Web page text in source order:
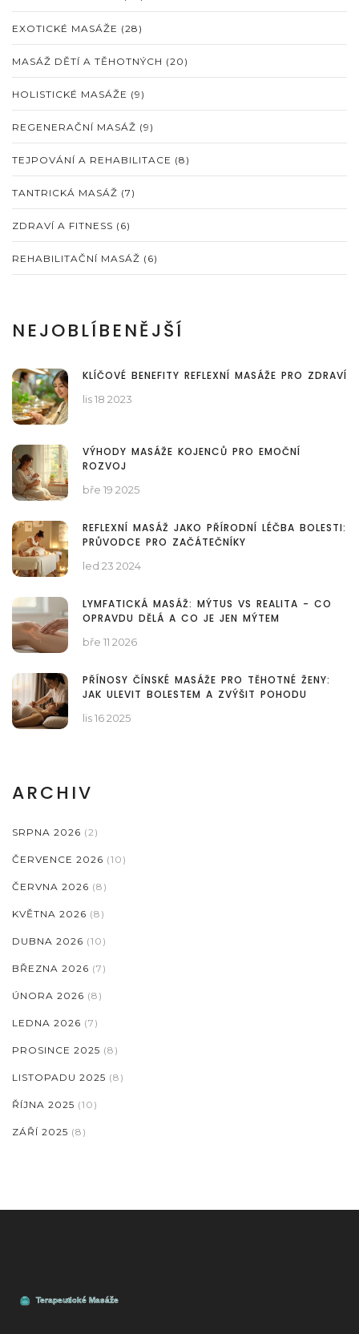
EXOTICKÉ MASÁŽE (28)
MASÁŽ DĚTÍ A TĚHOTNÝCH (20)
HOLISTICKÉ MASÁŽE (9)
REGENERAČNÍ MASÁŽ (9)
TEJPOVÁNÍ A REHABILITACE (8)
TANTRICKÁ MASÁŽ (7)
ZDRAVÍ A FITNESS (6)
REHABILITAČNÍ MASÁŽ (6)
NEJOBLÍBENĚJŠÍ
KLÍČOVÉ BENEFITY REFLEXNÍ MASÁŽE PRO ZDRAVÍ
lis 18 2023
VÝHODY MASÁŽE KOJENCŮ PRO EMOČNÍ
ROZVOJ
bře 19 2025
REFLEXNÍ MASÁŽ JAKO PŘÍRODNÍ LÉČBA BOLESTI:
PRŮVODCE PRO ZAČÁTEČNÍKY
led 23 2024
LYMFATICKÁ MASÁŽ: MÝTUS VS REALITA - CO
OPRAVDU DĚLÁ A CO JE JEN MÝTEM
bře 11 2026
PŘÍNOSY ČÍNSKÉ MASÁŽE PRO TĚHOTNÉ ŽENY:
JAK ULEVIT BOLESTEM A ZVÝŠIT POHODU
lis 16 2025
ARCHIV
SRPNA 2026 (2)
ČERVENCE 2026 (10)
ČERVNA 2026 (8)
KVĚTNA 2026 (8)
DUBNA 2026 (10)
BŘEZNA 2026 (7)
ÚNORA 2026 (8)
LEDNA 2026 (7)
PROSINCE 2025 (8)
LISTOPADU 2025 (8)
ŘÍJNA 2025 (10)
ZÁŘÍ 2025 (8)